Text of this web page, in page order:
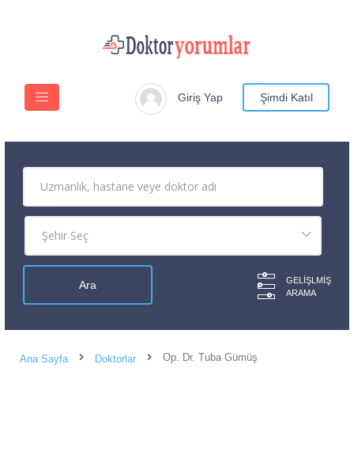
Giriş Yap Şimdi Katıl
GELIŞLMIŞ
ARAMA
Ana Sayfa Doktorlar Op. Dr. Tuba Gümüş